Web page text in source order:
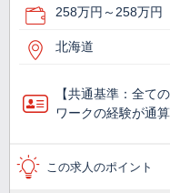
258万円～258万円
北海道
【共通基準：全て
ワークの経験が通
この求人のポイント